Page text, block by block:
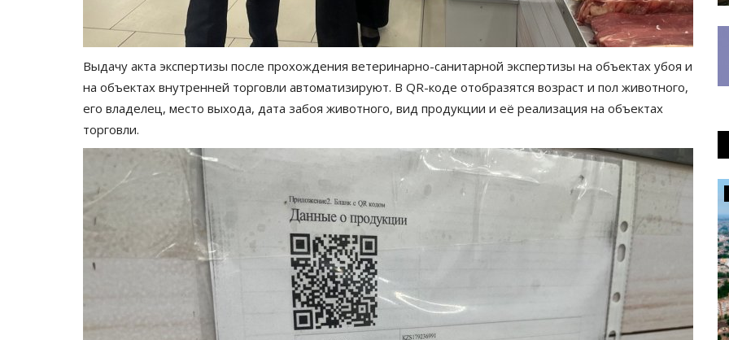
Выдачу акта экспертизы после прохождения ветеринарно-санитарной экспертизы на объектах убоя и
на объектах внутренней торговли автоматизируют. В QR-коде отобразятся возраст и пол животного,
его владелец, место выхода, дата забоя животного, вид продукции и её реализация на объектах
торговли.
Волейбол Общество